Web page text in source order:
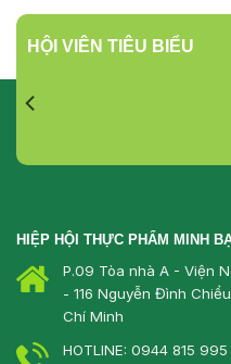
HỘI VIÊN TIÊU BIỂU
HIỆP HỘI THỰC PHẨM MINH
P.09 Tòa nhà A - Viện
- 116 Nguyễn Đình
Chí Minh
HOTLINE: 0944 815 995